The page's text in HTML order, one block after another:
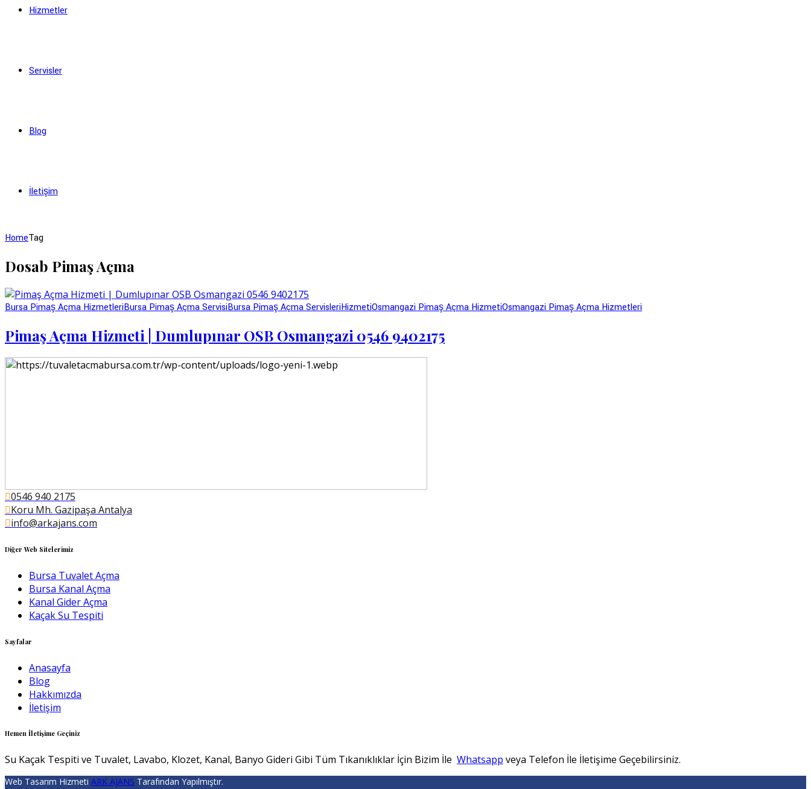
Hizmetler
Servisler
Blog
İletişim
HomeTag
Dosab Pimaş Açma
Bursa Pimaş Açma HizmetleriBursa Pimaş Açma ServisiBursa Pimaş Açma ServisleriHizmetiOsmangazi Pimaş Açma HizmetiOsmangazi Pimaş Açma Hizmetleri
Pimaş Açma Hizmeti | Dumlupınar OSB Osmangazi 0546 9402175
0546 940 2175
Koru Mh. Gazipaşa Antalya
info@arkajans.com
Diğer Web Sitelerimiz
Bursa Tuvalet Açma
Bursa Kanal Açma
Kanal Gider Açma
Kaçak Su Tespiti
Sayfalar
Anasayfa
Blog
Hakkımızda
İletişim
Hemen İletişime Geçiniz
Su Kaçak Tespiti ve Tuvalet, Lavabo, Klozet, Kanal, Banyo Gideri Gibi Tüm Tıkanıklıklar İçin Bizim İle Whatsapp veya Telefon İle İletişime Geçebilirsiniz.
Web Tasarım Hizmeti ARK AJANS Tarafından Yapılmıştır.